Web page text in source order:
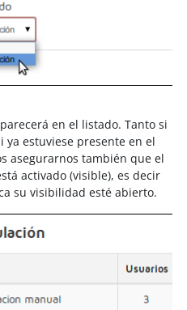
en el listado. Tanto si
ya estuviese presente en el
asegurarnos también que el
activado (visible), es decir
su visibilidad esté abierto.